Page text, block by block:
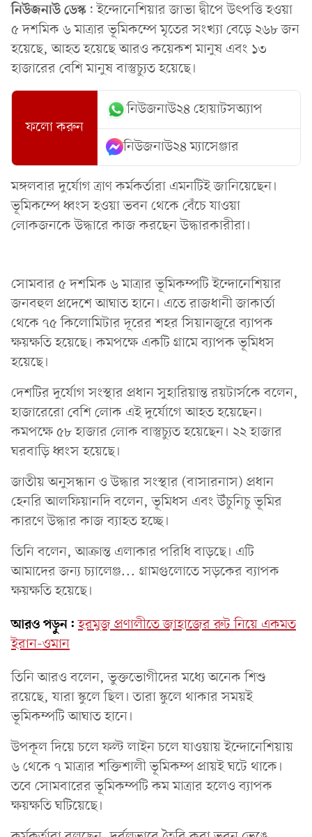
নিউজনাউডেস্ক : ইন্দোনেশিয়ার জাভা দ্বীপে উৎপত্তি হওয়া
৫ দশমিক ৬ মাত্রার ভূমিকম্পে মৃতের সংখ্যা বেড়ে ২৬৮ জন
হয়েছে, আহত হয়েছে আরও কয়েকশ মানুষ এবং ১৩
হাজারের বেশি মানুষ বাস্তুচ্যুত হয়েছে।
ফলো করুন
নিউজনাউ২৪ হোয়াটসঅ্যাপ
নিউজনাউ২৪ ম্যাসেঞ্জার
মঙ্গলবার দুর্যোগ ত্রাণ কর্মকর্তারা এমনটিই জানিয়েছেন।
ভূমিকম্পে ধ্বংস হওয়া ভবন থেকে বেঁচে যাওয়া
লোকজনকে উদ্ধারে কাজ করছেন উদ্ধারকারীরা।
সোমবার ৫ দশমিক ৬ মাত্রার ভূমিকম্পটি ইন্দোনেশিয়ার
জনবহুল প্রদেশে আঘাত হানে। এতে রাজধানী জাকার্তা
থেকে ৭৫ কিলোমিটার দূরের শহর সিয়ানজুরে ব্যাপক
ক্ষয়ক্ষতি হয়েছে। কমপক্ষে একটি গ্রামে ব্যাপক ভূমিধস
হয়েছে।
দেশটির দুর্যোগ সংস্থার প্রধান সুহারিয়ান্ত রয়টার্সকে বলেন,
হাজারেরো বেশি লোক এই দুর্যোগে আহত হয়েছেন।
কমপক্ষে ৫৮ হাজার লোক বাস্তুচ্যুত হয়েছেন। ২২ হাজার
ঘরবাড়ি ধ্বংস হয়েছে।
জাতীয় অনুসন্ধান ও উদ্ধার সংস্থার (বাসারনাস) প্রধান
হেনরি আলফিয়ানদি বলেন, ভূমিধস এবং উঁচুনিচু ভূমির
কারণে উদ্ধার কাজ ব্যাহত হচ্ছে।
তিনি বলেন, আক্রান্ত এলাকার পরিধি বাড়ছে। এটি
আমাদের জন্য চ্যালেঞ্জ... গ্রামগুলোতে সড়কের ব্যাপক
ক্ষয়ক্ষতি হয়েছে।
আরও পড়ুন: হরমুজ প্রণালীতে জাহাজের রুট নিয়ে একমত
ইরান-ওমান
তিনি আরও বলেন, ভুক্তভোগীদের মধ্যে অনেক শিশু
রয়েছে, যারা স্কুলে ছিল। তারা স্কুলে থাকার সময়ই
ভূমিকম্পটি আঘাত হানে।
উপকূল দিয়ে চলে ফল্ট লাইন চলে যাওয়ায় ইন্দোনেশিয়ায়
৬ থেকে ৭ মাত্রার শক্তিশালী ভূমিকম্প প্রায়ই ঘটে থাকে।
তবে সোমবারের ভূমিকম্পটি কম মাত্রার হলেও ব্যাপক
ক্ষয়ক্ষতি ঘটিয়েছে।